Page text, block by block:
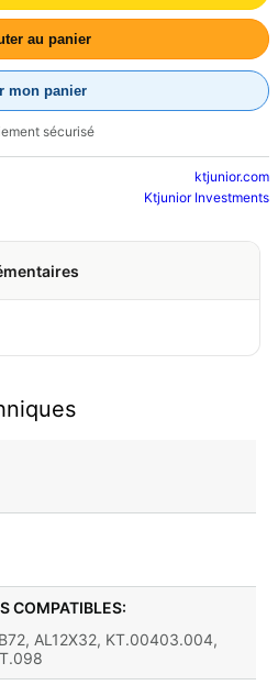
au panier
mon panier
sécurisé
ktjunior.com
Ktjunior Investments
COMPATIBLES:
AL12X32, KT.00403.004,